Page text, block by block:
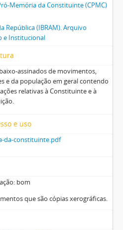
Memória da Constituinte (CPMC)
República (IBRAM). Arquivo
e Institucional
assinados de movimentos,
e da população em geral contendo
relativas à Constituinte e à
e uso
da-constituinte.pdf
bom
que são cópias xerográficas.